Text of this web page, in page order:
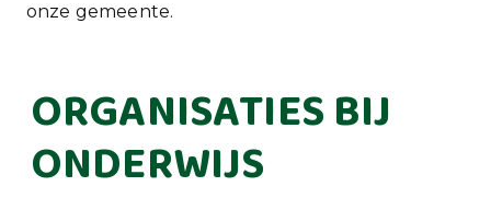
onze gemeente.
ORGANISATIES BIJ
ONDERWIJS